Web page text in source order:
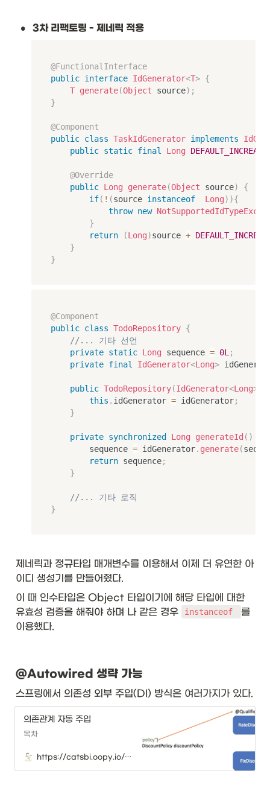
ty
pe
p
a
m
et
er
\t
ex
t{
E
&
\t
t{
26
• 3차 리팩토링 - 제네릭 적용
@FunctionalInterface
public interface IdGenerator<T> {
T generate(Object source) ;
}
@Component
public class TaskIdGenerator implements
public static final Long
@Override
public Long generate(Object source)
{
if( ! (source instanceof Long) ){
throw new
}
return
(Long)source +
}
}
@Component
public class TodoRepository {
//... 기타 선언
private static Long sequence = 0L ;
private final IdGenerator<Long>
public TodoRepository(IdGenerator<Long>
this . idGenerator = idGenerator;
}
private synchronized Long generateId ( )
        sequence
= idGenerator. generate(
return sequence;
}
//... 기타 로직
}
제네릭과 정규타입 매개변수를 이용해서 이제 더 유연한 아
이디 생성기를 만들어줬다.
이 때 인수타입은 Object 타입이기에 해당 타입에 대한
유효성 검증을 해줘야 하며 나 같은 경우
instanceof
를
이용했다.
@Autowired 생략 가능
의존관계 자동 주입
목차
https://catsbi.oopy.io/72475b41-f527-4e64-867c-7cbdc5a04d69